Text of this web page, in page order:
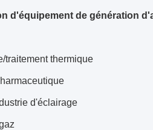
d'équipement de génération
traitement thermique
d'éclairage